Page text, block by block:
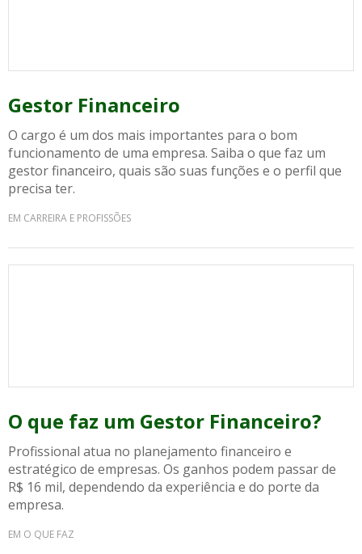
Gestor Financeiro
O cargo é um dos mais importantes para o bom
funcionamento de uma empresa. Saiba o que faz um
gestor financeiro, quais são suas funções e o perfil que
precisa ter.
EM CARREIRA E PROFISSÕES
O que faz um Gestor Financeiro?
Profissional atua no planejamento financeiro e
estratégico de empresas. Os ganhos podem passar de
R$ 16 mil, dependendo da experiência e do porte da
empresa.
EM O QUE FAZ